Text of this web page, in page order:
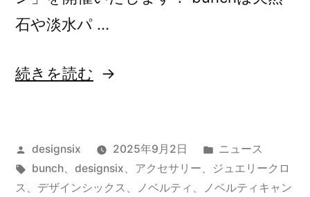
石や淡水パ …
“【新
ミ
ネ
続きを読む
投
稿
者:
designsix 2025年9月2日
カ
テ
ゴ
ニュース
タ
グ:
bunch、 designsix、 アクセサリー、
ジュエリークロ
ス 、 デザインシックス 、 ノベルティ 、
ノベルティキャン